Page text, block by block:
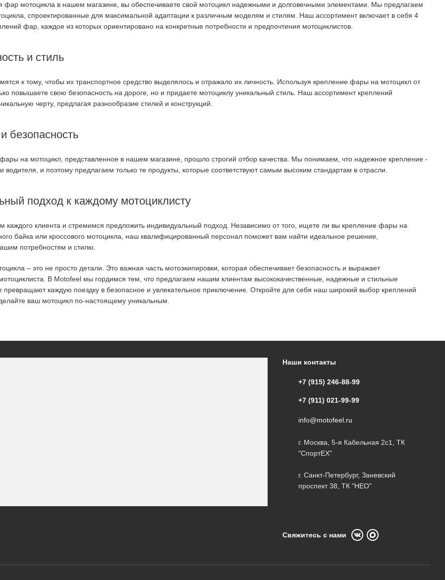
фар мотоцикла в нашем магазине, вы обеспечиваете свой мотоцикл надежными и долговечными элементами. Мы предлагаем
спроектированные для максимальной адаптации к различным моделям и стилям. Наш ассортимент включает в себя 4
фар, каждое из которых ориентировано на конкретные потребности и предпочтения мотоциклистов.
и стиль
к тому, чтобы их транспортное средство выделялось и отражало их личность. Используя крепление фары на мотоцикл от
повышаете свою безопасность на дороге, но и придаете мотоциклу уникальный стиль. Наш ассортимент креплений
черту, предлагая разнообразие стилей и конструкций.
безопасность
на мотоцикл, представленное в нашем магазине, прошло строгий отбор качества. Мы понимаем, что надежное крепление -
водителя, и поэтому предлагаем только те продукты, которые соответствуют самым высоким стандартам в отрасли.
подход к каждому мотоциклисту
каждого клиента и стремимся предложить индивидуальный подход. Независимо от того, ищете ли вы крепление фары на
байка или кроссового мотоцикла, наш квалифицированный персонал поможет вам найти идеальное решение,
потребностям и стилю.
– это не просто детали. Это важная часть мотоэкипировки, которая обеспечивает безопасность и выражает
В Motofeel мы гордимся тем, что предлагаем нашим клиентам высококачественные, надежные и стильные
превращают каждую поездку в безопасное и увлекательное приключение. Откройте для себя наш широкий выбор креплений
ваш мотоцикл по-настоящему уникальным.
Наши контакты
+7 (915) 246-88-99
+7 (911) 021-99-99
info@motofeel.ru
г. Москва, 5-я Кабельная 2с1, ТК
"СпортЕХ"
г. Санкт-Петербург, Заневский
проспект 38, ТК "НЕО"
Свяжитесь с нами